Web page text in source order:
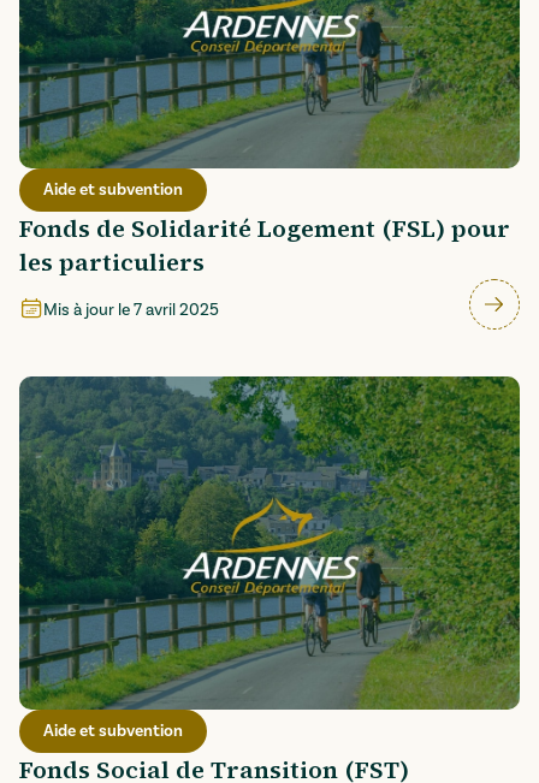
Aide et subvention
Fonds de Solidarité Logement (FSL) pour
les particuliers
Mis à jour le7 avril 2025
Aide et subvention
Fonds Social de Transition (FST)